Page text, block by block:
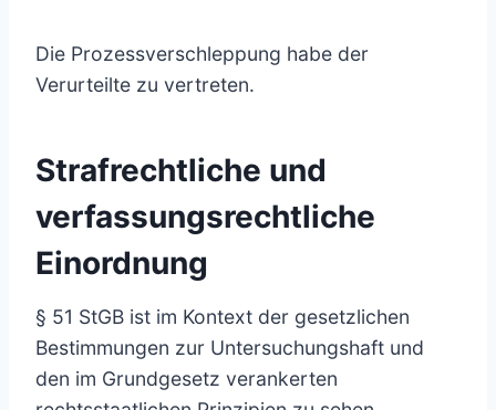
Die Prozessverschleppung habe der
Verurteilte zu vertreten.
Strafrechtliche und
verfassungsrechtliche
Einordnung
§ 51 StGB ist im Kontext der gesetzlichen
Bestimmungen zur Untersuchungshaft und
den im Grundgesetz verankerten